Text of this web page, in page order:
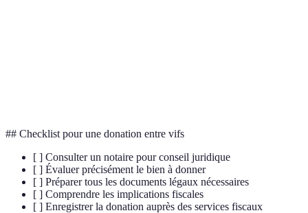
## Checklist pour une donation entre vifs
[ ] Consulter un notaire pour conseil juridique
[ ] Évaluer précisément le bien à donner
[ ] Préparer tous les documents légaux nécessaires
[ ] Comprendre les implications fiscales
[ ] Enregistrer la donation auprès des services fiscaux